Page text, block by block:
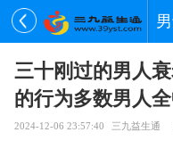
三十刚过的男人
的行为多数男人
2024-12-06 23:57:40 三九益生通